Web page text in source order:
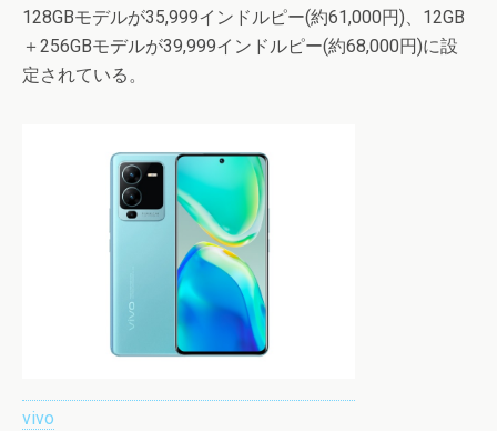
128GBモデルが35,999インドルピー(約61,000円)、12GB
＋256GBモデルが39,999インドルピー(約68,000円)に設
定されている。
vivo